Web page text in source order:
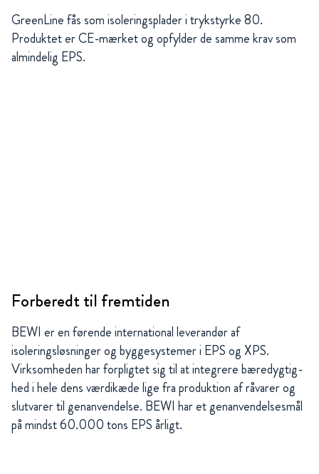
GreenLine fås som isoleringsplader i trykstyrke 80.
Produktet er CE-mærket og opfylder de samme krav som
almindelig EPS.
Forberedt til fremtiden
BEWI er en førende international leverandør af
isoleringsløsninger og byggesystemer i EPS og XPS.
Virksomheden har forpligtet sig til at integrere bæredygtig­
hed i hele dens værdikæde lige fra produktion af råvarer og
slutvarer til genanvendelse. BEWI har et genanvendelsesmål
på mindst 60.000 tons EPS årligt.